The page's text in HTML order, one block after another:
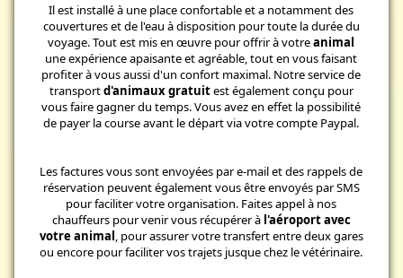
Il est installé à une place confortable et a notamment des
couvertures et de l'eau à disposition pour toute la durée du
voyage. Tout est mis en œuvre pour offrir à votreanimal
une expérience apaisante et agréable, tout en vous faisant
profiter à vous aussi d'un confort maximal. Notre service de
transportd'animaux gratuitest également conçu pour
vous faire gagner du temps. Vous avez en effet la possibilité
de payer la course avant le départ via votre compte Paypal.
Les factures vous sont envoyées par e-mail et des rappels de
réservation peuvent également vous être envoyés par SMS
pour faciliter votre organisation. Faites appel à nos
chauffeurs pour venir vous récupérer à l'aéroport avec
votre animal, pour assurer votre transfert entre deux gares
ou encore pour faciliter vos trajets jusque chez le vétérinaire.